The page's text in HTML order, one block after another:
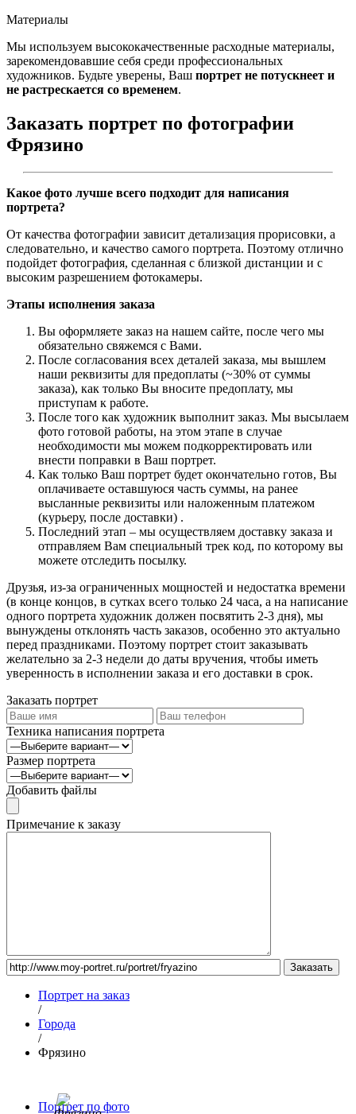
Материалы
Мы используем высококачественные расходные материалы,
зарекомендовавшие себя среди профессиональных
художников. Будьте уверены, Ваш портрет не потускнеет и
не растрескается со временем.
Заказать портрет по фотографии
Фрязино
Какое фото лучше всего подходит для написания
портрета?
От качества фотографии зависит детализация прорисовки, а
следовательно, и качество самого портрета. Поэтому отлично
подойдет фотография, сделанная с близкой дистанции и с
высоким разрешением фотокамеры.
Этапы исполнения заказа
Вы оформляете заказ на нашем сайте, после чего мы
обязательно свяжемся с Вами.
После согласования всех деталей заказа, мы вышлем
наши реквизиты для предоплаты (~30% от суммы
заказа), как только Вы вносите предоплату, мы
приступам к работе.
После того как художник выполнит заказ. Мы высылаем
фото готовой работы, на этом этапе в случае
необходимости мы можем подкорректировать или
внести поправки в Ваш портрет.
Как только Ваш портрет будет окончательно готов, Вы
оплачиваете оставшуюся часть суммы, на ранее
высланные реквизиты или наложенным платежом
(курьеру, после доставки) .
Последний этап – мы осуществляем доставку заказа и
отправляем Вам специальный трек код, по которому вы
можете отследить посылку.
Друзья, из-за ограниченных мощностей и недостатка времени
(в конце концов, в сутках всего только 24 часа, а на написание
одного портрета художник должен посвятить 2-3 дня), мы
вынуждены отклонять часть заказов, особенно это актуально
перед праздниками. Поэтому портрет стоит заказывать
желательно за 2-3 недели до даты вручения, чтобы иметь
уверенность в исполнении заказа и его доставки в срок.
Заказать портрет
Техника написания портрета
Размер портрета
Добавить файлы
Примечание к заказу
Портрет на заказ
/
Города
/
Фрязино
Портрет по фото